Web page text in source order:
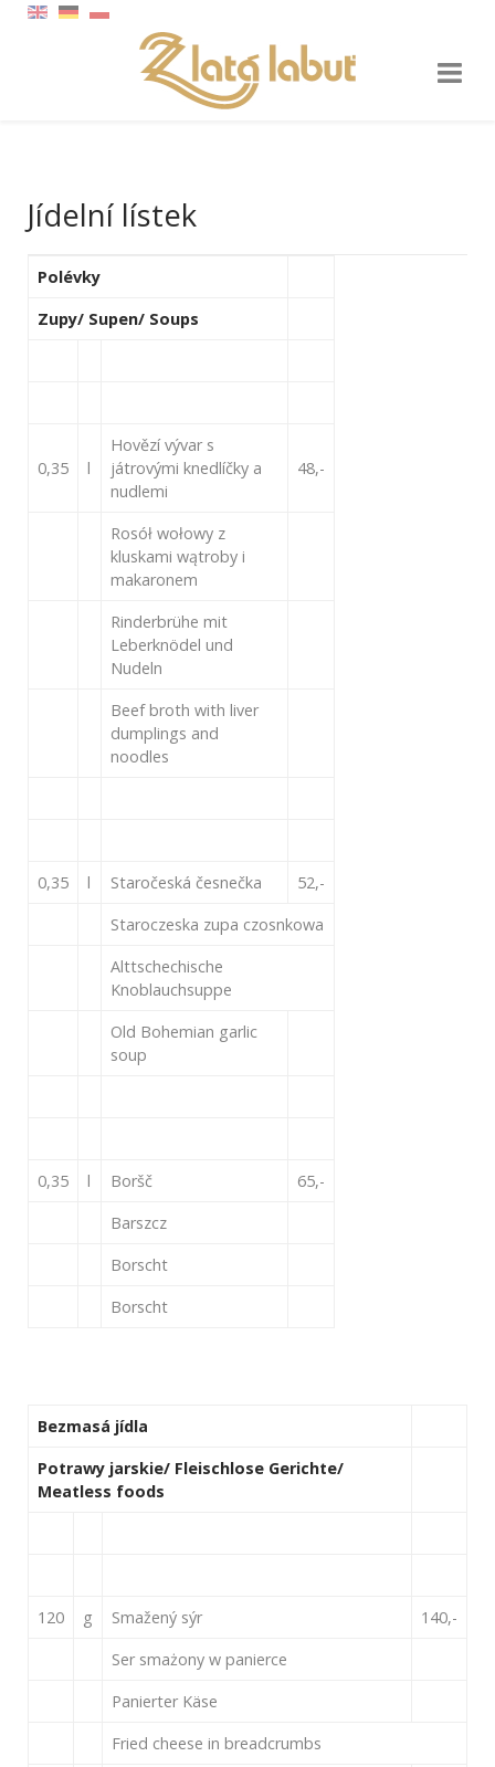
Jídelní lístek
Polévky
Zupy/ Supen/ Soups
0,35 l
Hovězí vývar s
játrovými knedlíčky a
nudlemi
48,-
Rosół wołowy z
kluskami wątroby i
makaronem
Rinderbrühe mit
Leberknödel und
Nudeln
Beef broth with liver
dumplings and
noodles
0,35 l Staročeská česnečka
52,-
Staroczeska zupa czosnkowa
Alttschechische
Knoblauchsuppe
Old Bohemian garlic
soup
0,35 l Boršč
65,-
Barszcz
Borscht
Borscht
Bezmasá jídla
Potrawy jarskie/ Fleischlose Gerichte/
Meatless foods
120 g Smažený sýr
140,-
Ser smażony w panierce
Panierter Käse
Fried cheese in breadcrumbs